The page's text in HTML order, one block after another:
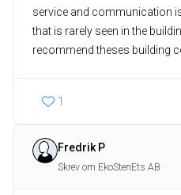
service and communication
that is rarely seen in the
recommend theses building
1
Fredrik P
Skrev om EkoStenEts AB